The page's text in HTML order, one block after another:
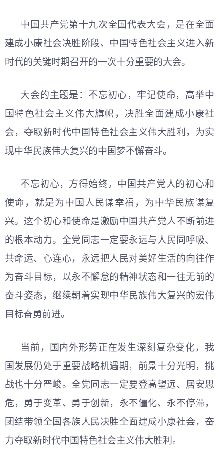
中国共产党第十九次全国代表大会，是在全面
建成小康社会决胜阶段、中国特色社会主义进入新
时代的关键时期召开的一次十分重要的大会。
大会的主题是：不忘初心，牢记使命，高举中
国特色社会主义伟大旗帜，决胜全面建成小康社
会，夺取新时代中国特色社会主义伟大胜利，为实
现中华民族伟大复兴的中国梦不懈奋斗。
不忘初心，方得始终。中国共产党人的初心和
使命，就是为中国人民谋幸福，为中华民族谋复
兴。这个初心和使命是激励中国共产党人不断前进
的根本动力。全党同志一定要永远与人民同呼吸、
共命运、心连心，永远把人民对美好生活的向往作
为奋斗目标，以永不懈怠的精神状态和一往无前的
奋斗姿态，继续朝着实现中华民族伟大复兴的宏伟
目标奋勇前进。
当前，国内外形势正在发生深刻复杂变化，我
国发展仍处于重要战略机遇期，前景十分光明，挑
战也十分严峻。全党同志一定要登高望远、居安思
危，勇于变革、勇于创新，永不僵化、永不停滞，
团结带领全国各族人民决胜全面建成小康社会，奋
力夺取新时代中国特色社会主义伟大胜利。